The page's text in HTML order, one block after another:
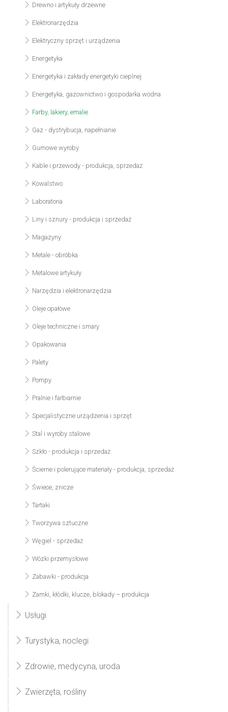
Drewno i artykuły drzewne
Elektronarzędzia
Elektryczny sprzęt i urządzenia
Energetyka
Energetyka i zakłady energetyki cieplnej
Energetyka, gazownictwo i gospodarka wodna
Farby, lakiery, emalie
Gaz - dystrybucja, napełnianie
Gumowe wyroby
Kable i przewody - produkcja, sprzedaż
Kowalstwo
Laboratoria
Liny i sznury - produkcja i sprzedaż
Magazyny
Metale - obróbka
Metalowe artykuły
Narzędzia i elektronarzędzia
Oleje opałowe
Oleje techniczne i smary
Opakowania
Palety
Pompy
Pralnie i farbiarnie
Specjalistyczne urządzenia i sprzęt
Stal i wyroby stalowe
Szkło - produkcja i sprzedaż
Ścierne i polerujące materiały - produkcja, sprzedaż
Świece, znicze
Tartaki
Tworzywa sztuczne
Węgiel - sprzedaż
Wózki przemysłowe
Zabawki - produkcja
Zamki, kłódki, klucze, blokady – produkcja
Usługi
Turystyka, noclegi
Zdrowie, medycyna, uroda
Zwierzęta, rośliny